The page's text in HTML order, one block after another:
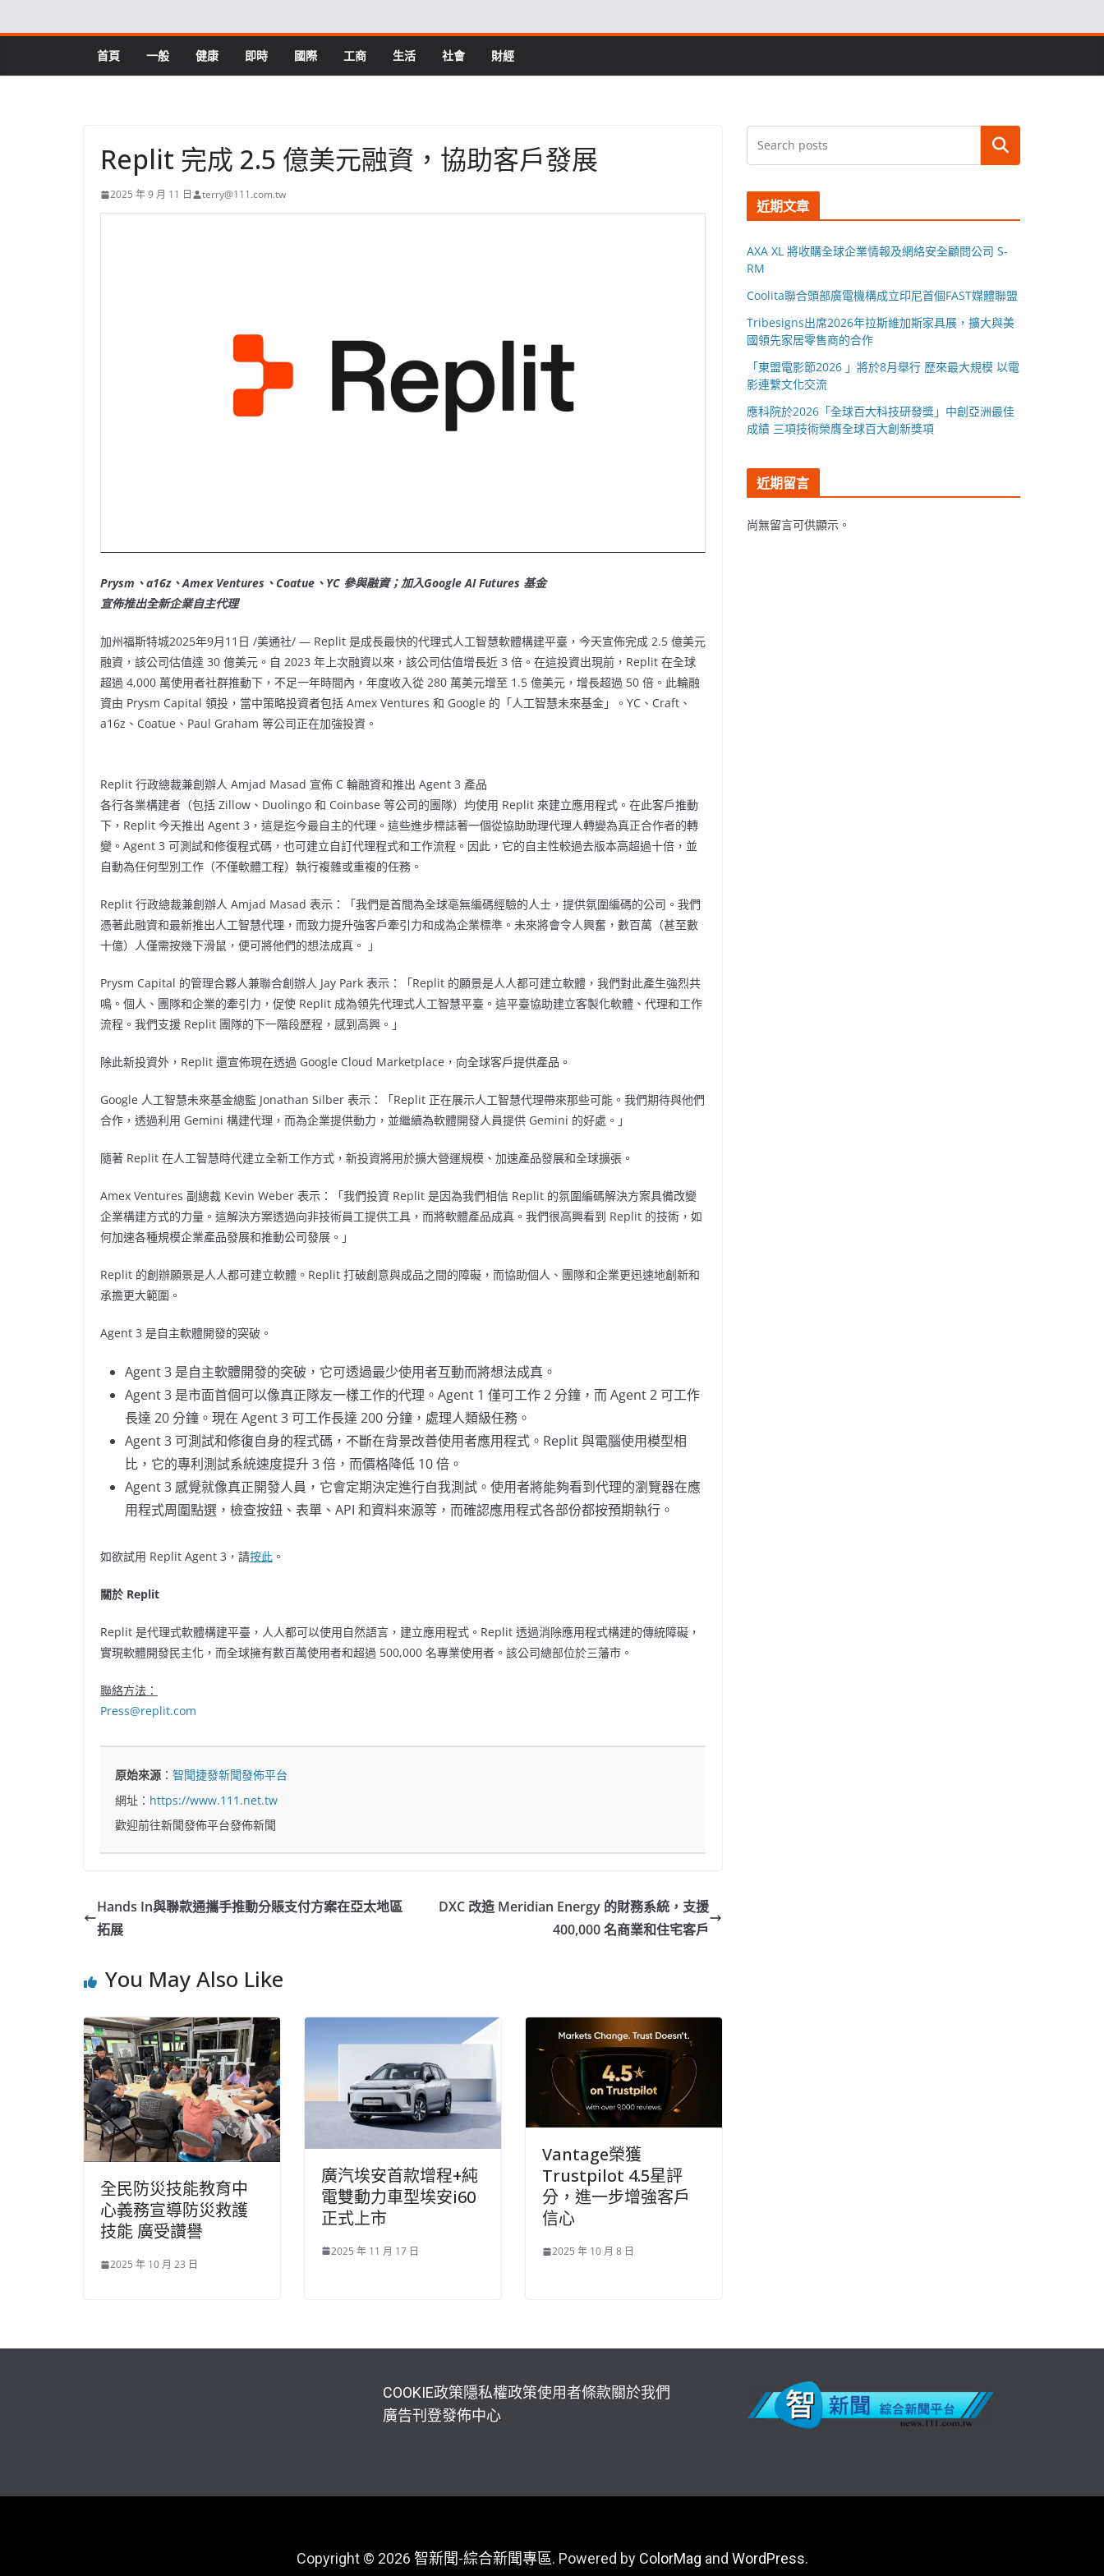
to
首頁 一般 健康 即時 國際 工商 生活 社會 財經
Replit 完成 2.5 億美元融資，協助客戶發展
2025 年 9 月 11 日 terry@111.com.tw
Prysm、a16z、Amex Ventures、Coatue、YC 參與融資；加入Google AI Futures 基金
宣佈推出全新企業自主代理
加州福斯特城2025年9月11日 /美通社/ — Replit 是成長最快的代理式人工智慧軟體構建平臺，今天宣佈完成 2.5 億美元
融資，該公司估值達 30 億美元。自 2023 年上次融資以來，該公司估值增長近 3 倍。在這投資出現前，Replit 在全球
超過 4,000 萬使用者社群推動下，不足一年時間內，年度收入從 280 萬美元增至 1.5 億美元，增長超過 50 倍。此輪融
資由 Prysm Capital 領投，當中策略投資者包括 Amex Ventures 和 Google 的「人工智慧未來基金」。YC、Craft、
a16z、Coatue、Paul Graham 等公司正在加強投資。
Replit 行政總裁兼創辦人 Amjad Masad 宣佈 C 輪融資和推出 Agent 3 產品
各行各業構建者（包括 Zillow、Duolingo 和 Coinbase 等公司的團隊）均使用 Replit 來建立應用程式。在此客戶推動
下，Replit 今天推出 Agent 3，這是迄今最自主的代理。這些進步標誌著一個從協助助理代理人轉變為真正合作者的轉
變。Agent 3 可測試和修復程式碼，也可建立自訂代理程式和工作流程。因此，它的自主性較過去版本高超過十倍，並
自動為任何型別工作（不僅軟體工程）執行複雜或重複的任務。
Replit 行政總裁兼創辦人 Amjad Masad 表示：「我們是首間為全球亳無編碼經驗的人士，提供氛圍編碼的公司。我們
憑著此融資和最新推出人工智慧代理，而致力提升強客戶牽引力和成為企業標準。未來將會令人興奮，數百萬（甚至數
十億）人僅需按幾下滑鼠，便可將他們的想法成真。 」
Prysm Capital 的管理合夥人兼聯合創辦人 Jay Park 表示：「Replit 的願景是人人都可建立軟體，我們對此產生強烈共
鳴。個人、團隊和企業的牽引力，促使 Replit 成為領先代理式人工智慧平臺。這平臺協助建立客製化軟體、代理和工作
流程。我們支援 Replit 團隊的下一階段歷程，感到高興。」
除此新投資外，Replit 還宣佈現在透過 Google Cloud Marketplace，向全球客戶提供產品。
Google 人工智慧未來基金總監 Jonathan Silber 表示：「Replit 正在展示人工智慧代理帶來那些可能。我們期待與他們
合作，透過利用 Gemini 構建代理，而為企業提供動力，並繼續為軟體開發人員提供 Gemini 的好處。」
隨著 Replit 在人工智慧時代建立全新工作方式，新投資將用於擴大營運規模、加速產品發展和全球擴張。
Amex Ventures 副總裁 Kevin Weber 表示：「我們投資 Replit 是因為我們相信 Replit 的氛圍編碼解決方案具備改變
企業構建方式的力量。這解決方案透過向非技術員工提供工具，而將軟體產品成真。我們很高興看到 Replit 的技術，如
何加速各種規模企業產品發展和推動公司發展。」
Replit 的創辦願景是人人都可建立軟體。Replit 打破創意與成品之間的障礙，而協助個人、團隊和企業更迅速地創新和
承擔更大範圍。
Agent 3 是自主軟體開發的突破。
Agent 3 是自主軟體開發的突破，它可透過最少使用者互動而將想法成真。
Agent 3 是市面首個可以像真正隊友一樣工作的代理。Agent 1 僅可工作 2 分鐘，而 Agent 2 可工作
長達 20 分鐘。現在 Agent 3 可工作長達 200 分鐘，處理人類級任務。
Agent 3 可測試和修復自身的程式碼，不斷在背景改善使用者應用程式。Replit 與電腦使用模型相
比，它的專利測試系統速度提升 3 倍，而價格降低 10 倍。
Agent 3 感覺就像真正開發人員，它會定期決定進行自我測試。使用者將能夠看到代理的瀏覽器在應
用程式周圍點選，檢查按鈕、表單、API 和資料來源等，而確認應用程式各部份都按預期執行。
如欲試用 Replit Agent 3，請按此 。
關於 Replit
Replit 是代理式軟體構建平臺，人人都可以使用自然語言，建立應用程式。Replit 透過消除應用程式構建的傳統障礙，
實現軟體開發民主化，而全球擁有數百萬使用者和超過 500,000 名專業使用者。該公司總部位於三藩市。
聯絡方法：
Press@replit.com
原始來源 ：智聞捷發新聞發佈平台
網址： https://www.111.net.tw
歡迎前往新聞發佈平台發佈新聞
Hands In與聯款通攜手推動分賬支付方案在亞太地區
拓展
DXC 改造 Meridian Energy 的財務系統，支援
400,000 名商業和住宅客戶
You May Also Like
全民防災技能教育中
心義務宣導防災救護
技能 廣受讚譽
2025 年 10 月 23 日
廣汽埃安首款增程+純
電雙動力車型埃安i60
正式上市
2025 年 11 月 17 日
Vantage榮獲
Trustpilot 4.5星評
分，進一步增強客戶
信心
2025 年 10 月 8 日
搜尋
近期文章
AXA XL 將收購全球企業情報及網絡安全顧問公司 S-
RM
Coolita聯合頭部廣電機構成立印尼首個FAST媒體聯盟
Tribesigns出席2026年拉斯維加斯家具展，擴大與美
國領先家居零售商的合作
「東盟電影節2026 」將於8月舉行 歷來最大規模 以電
影連繫文化交流
應科院於2026「全球百大科技研發獎」中創亞洲最佳
成績 三項技術榮膺全球百大創新獎項
近期留言
尚無留言可供顯示。
COOKIE政策隱私權政策使用者條款關於我們
廣告刊登發佈中心
Copyright © 2026 智新聞-綜合新聞專區. Powered by ColorMag and WordPress.